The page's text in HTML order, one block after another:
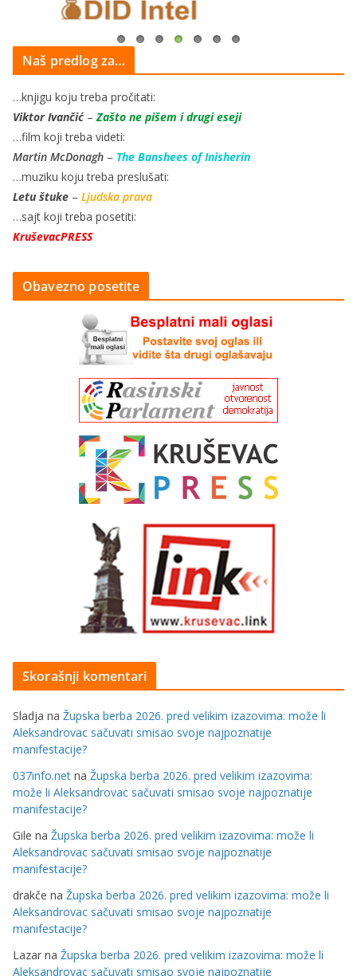
Naš predlog za…
…knjigu koju treba pročitati:
Viktor Ivančić–Zašto ne pišem i drugi eseji
…film koji treba videti:
Martin McDonagh – The Banshees of Inisherin
…muziku koju treba preslušati:
Letu štuke – Ljudska prava
…sajt koji treba posetiti:
KruševacPRESS
Obavezno posetite
Skorašnji komentari
Sladja na Župska berba 2026. pred velikim izazovima: može li
Aleksandrovac sačuvati smisao svoje najpoznatije
manifestacije?
037info.net na Župska berba 2026. pred velikim izazovima:
može li Aleksandrovac sačuvati smisao svoje najpoznatije
manifestacije?
Gile na Župska berba 2026. pred velikim izazovima: može li
Aleksandrovac sačuvati smisao svoje najpoznatije
manifestacije?
drakče na Župska berba 2026. pred velikim izazovima: može li
Aleksandrovac sačuvati smisao svoje najpoznatije
manifestacije?
Lazar na Župska berba 2026. pred velikim izazovima: može li
Aleksandrovac sačuvati smisao svoje najpoznatije